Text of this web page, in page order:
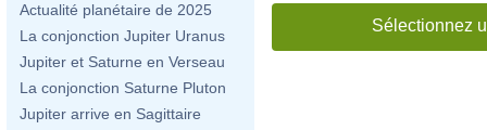
Actualité planétaire de 2025
La conjonction Jupiter Uranus
Jupiter et Saturne en Verseau
La conjonction Saturne Pluton
Jupiter arrive en Sagittaire
Sélectionnez